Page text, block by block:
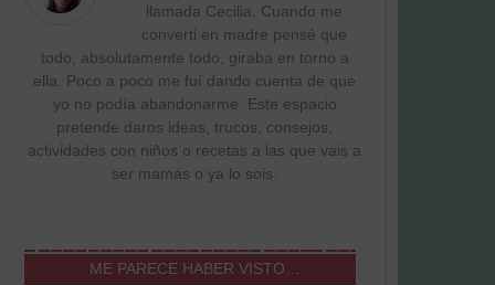
llamada Cecilia. Cuando me
converti en madre pensé que
todo, absolutamente todo, giraba en torno a
ella. Poco a poco me fuí dando cuenta de que
yo no podía abandonarme. Este espacio
pretende daros ideas, trucos, consejos,
actividades con niños o recetas a las que vais a
ser mamás o ya lo sois.
ME PARECE HABER VISTO…